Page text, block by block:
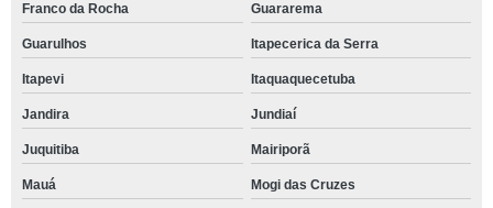
Franco da Rocha Guararema
Guarulhos Itapecerica da Serra
Itapevi Itaquaquecetuba
Jandira Jundiaí
Juquitiba Mairiporã
Mauá Mogi das Cruzes